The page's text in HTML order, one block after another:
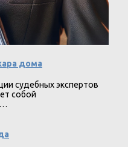
дома
судебных экспертов
собой